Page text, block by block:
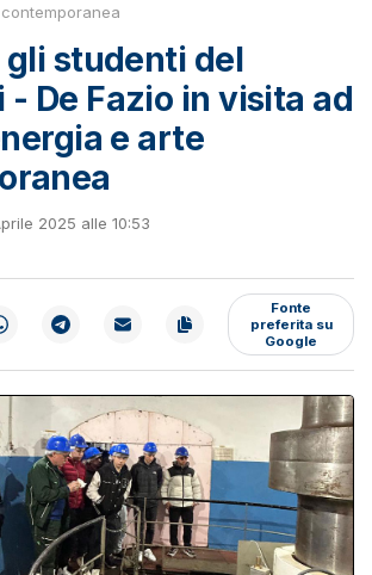
gli studenti del
- De Fazio in visita ad
e arte
2025 alle 10:53
Fonte
preferita su
Google